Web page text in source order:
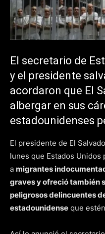
El secretario de
y el presidente
acordaron que El
albergar en sus
estadounidenses
El presidente de El
lunes que Estados Unidos
a migrantes
graves y ofreció también
peligrosos delincuentes
estadounidense que